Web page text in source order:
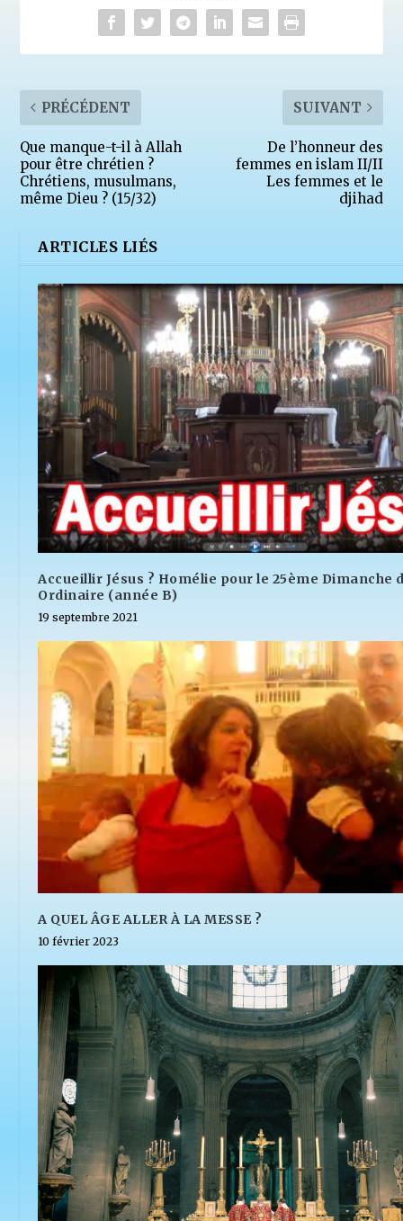
PRÉCÉDENT
Que manque-t-il à Allah
pour être chrétien ?
Chrétiens, musulmans,
même Dieu ? (15/32)
SUIVANT
De l’honneur des
femmes en islam II/II
Les femmes et le
djihad
ARTICLES LIÉS
Accueillir Jésus ? Homélie pour le 25ème Dimanche
Ordinaire (année B)
19 septembre 2021
A QUEL ÂGE ALLER À LA MESSE ?
10 février 2023